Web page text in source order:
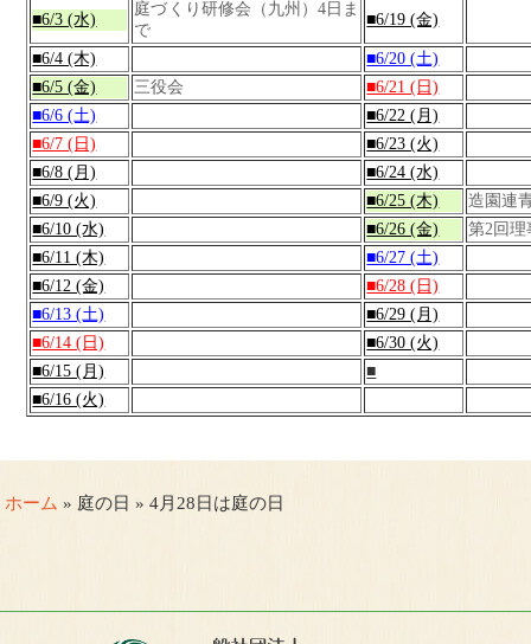
■6/3 (水)
庭づくり研修会（九州）4日ま
で
■6/19 (金)
■6/4 (木)
■6/20 (土)
■6/5 (金)
三役会
■6/21 (日)
■6/6 (土)
■6/22 (月)
■6/7 (日)
■6/23 (火)
■6/8 (月)
■6/24 (水)
■6/9 (火)
■6/25 (木)
造園連
■6/10 (水)
■6/26 (金)
第2回
■6/11 (木)
■6/27 (土)
■6/12 (金)
■6/28 (日)
■6/13 (土)
■6/29 (月)
■6/14 (日)
■6/30 (火)
■6/15 (月)
■
■6/16 (火)
ホーム » 庭の日 » 4月28日は庭の日